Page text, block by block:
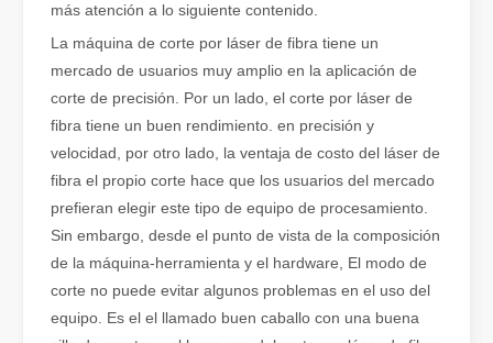
¿Qué es el corte por láser de tubos?
El corte por láser de tubos es una tecnología clave en la
más atención a lo siguiente contenido.
La máquina de corte por láser de fibra tiene un
mercado de usuarios muy amplio en la aplicación de
corte de precisión. Por un lado, el corte por láser de
fibra tiene un buen rendimiento. en precisión y
velocidad, por otro lado, la ventaja de costo del láser de
fibra el propio corte hace que los usuarios del mercado
prefieran elegir este tipo de equipo de procesamiento.
Sin embargo, desde el punto de vista de la composición
de la máquina-herramienta y el hardware, El modo de
corte no puede evitar algunos problemas en el uso del
equipo. Es el el llamado buen caballo con una buena